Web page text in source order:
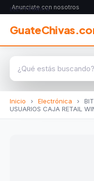
Anunciate con nosotros
Inicio › Electrónica ›
USUARIOS CAJA RETAIL
ELECTRÓNICA